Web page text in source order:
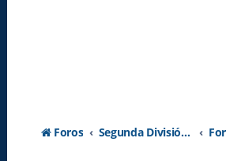
Foros Segunda División A - Temporada 2026-2027